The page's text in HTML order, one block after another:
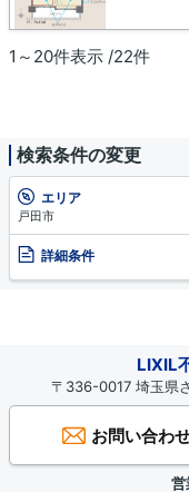
1～20件表示 /22件
検索条件の変更
エリア
戸田市
詳細条件
LIXIL
〒336-0017 埼玉県
お問い合わ
営